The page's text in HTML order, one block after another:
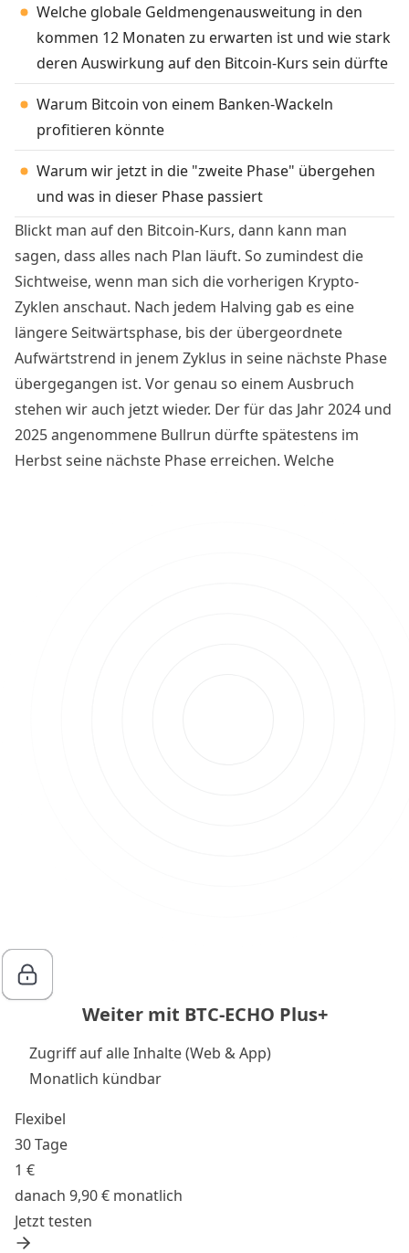
Welche globale Geldmengenausweitung in den
kommen 12 Monaten zu erwarten ist und wie stark
deren Auswirkung auf den Bitcoin-Kurs sein dürfte
Warum Bitcoin von einem Banken-Wackeln
profitieren könnte
Warum wir jetzt in die "zweite Phase" übergehen
und was in dieser Phase passiert
Blickt man auf den Bitcoin-Kurs, dann kann man
sagen, dass alles nach Plan läuft. So zumindest die
Sichtweise, wenn man sich die vorherigen Krypto-
Zyklen anschaut. Nach jedem Halving gab es eine
längere Seitwärtsphase, bis der übergeordnete
Aufwärtstrend in jenem Zyklus in seine nächste Phase
übergegangen ist. Vor genau so einem Ausbruch
stehen wir auch jetzt wieder. Der für das Jahr 2024 und
2025 angenommene Bullrun dürfte spätestens im
Herbst seine nächste Phase erreichen. Welche
Weiter mit BTC-ECHO Plus+
Zugriff auf alle Inhalte (Web & App)
Monatlich kündbar
Flexibel
30 Tage
1 €
danach 9,90 € monatlich
Jetzt testen